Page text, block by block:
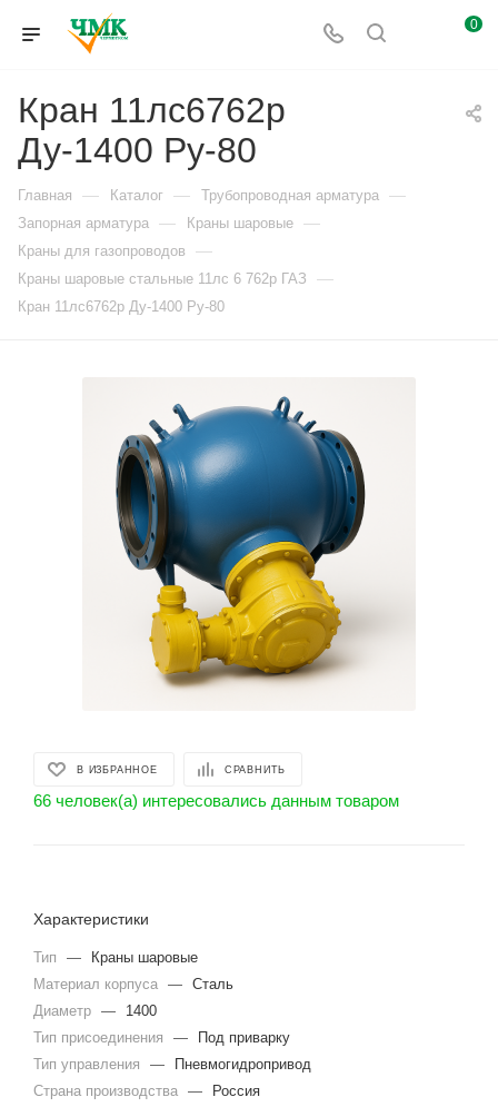
0
Кран 11лс6762р
Ду-1400 Ру-80
Главная — Каталог — Трубопроводная арматура —
Запорная арматура — Краны шаровые —
Краны для газопроводов —
Краны шаровые стальные 11лс 6 762р ГАЗ —
Кран 11лс6762р Ду-1400 Ру-80
В ИЗБРАННОЕ СРАВНИТЬ
66 человек(а) интересовались данным товаром
Характеристики
Тип —
Краны шаровые
Материал корпуса — Сталь
Диаметр —
1400
Тип присоединения
—
Под приварку
Тип управления
—
Пневмогидропривод
Страна производства — Россия